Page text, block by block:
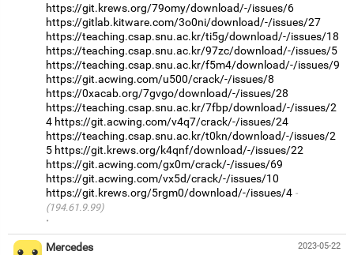
https://git.krews.org/79omy/download/-/issues/6
https://gitlab.kitware.com/3o0ni/download/-/issues/27
https://teaching.csap.snu.ac.kr/ti5g/download/-/issues/18
https://teaching.csap.snu.ac.kr/97zc/download/-/issues/5
https://teaching.csap.snu.ac.kr/f5m4/download/-/issues/9
https://git.acwing.com/u500/crack/-/issues/8
https://0xacab.org/7gvgo/download/-/issues/28
https://teaching.csap.snu.ac.kr/7fbp/download/-/issues/2
4 https://git.acwing.com/v4q7/crack/-/issues/24
https://teaching.csap.snu.ac.kr/t0kn/download/-/issues/2
5 https://git.krews.org/k4qnf/download/-/issues/22
https://git.acwing.com/gx0m/crack/-/issues/69
https://git.acwing.com/vx5d/crack/-/issues/10
https://git.krews.org/5rgm0/download/-/issues/4
(194.61.9.99)
·
2023-05-22
Mercedes